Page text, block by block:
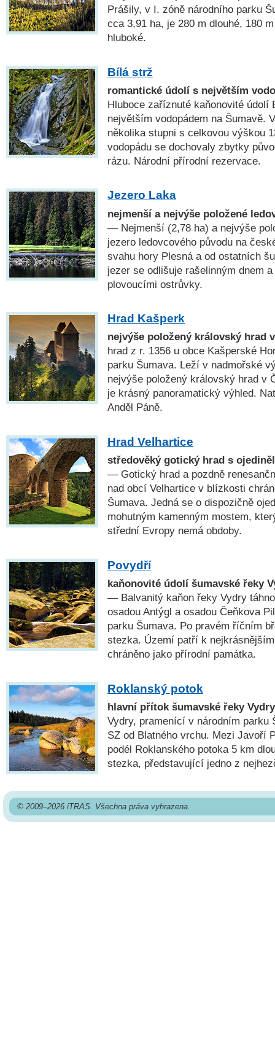
Prášily, v I. zóně národního parku
cca 3,91 ha, je 280 m dlouhé, 180
hluboké.
Bílá strž
romantické údolí s největším
Hluboce zaříznuté kaňonovité údolí
největším vodopádem na Šumavě.
několika stupni s celkovou výškou
vodopádu se dochovaly zbytky
rázu. Národní přírodní rezervace.
Jezero Laka
nejmenší a nejvýše položené
— Nejmenší (2,78 ha) a nejvýše
jezero ledovcového původu na
svahu hory Plesná a od ostatních
jezer se odlišuje rašelinným dnem
plovoucími ostrůvky.
Hrad Kašperk
nejvýše položený královský hrad
hrad z r. 1356 u obce Kašperské
parku Šumava. Leží v nadmořské
nejvýše položený královský hrad v
je krásný panoramatický výhled.
Anděl Páně.
Hrad Velhartice
středověký gotický hrad s
— Gotický hrad a pozdně
nad obcí Velhartice v blízkosti
Šumava. Jedná se o dispozičně
mohutným kamenným mostem,
střední Evropy nemá obdoby.
Povydří
kaňonovité údolí šumavské řeky
— Balvanitý kaňon řeky Vydry
osadou Antýgl a osadou Čeňkova
parku Šumava. Po pravém říčním
stezka. Území patří k
chráněno jako přírodní památka.
Roklanský potok
hlavní přítok šumavské řeky Vydry
Vydry, pramenící v národním parku
SZ od Blatného vrchu. Mezi Javoří
podél Roklanského potoka 5 km
stezka, představující jedno z
© 2009–2026 iTRAS. Všechna práva vyhrazena.